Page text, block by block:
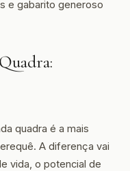
e gabarito generoso
quadra é a mais
A diferença vai
vida, o potencial de